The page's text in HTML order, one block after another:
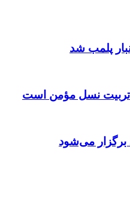
تربیت نسل مؤمن است
می‌شود